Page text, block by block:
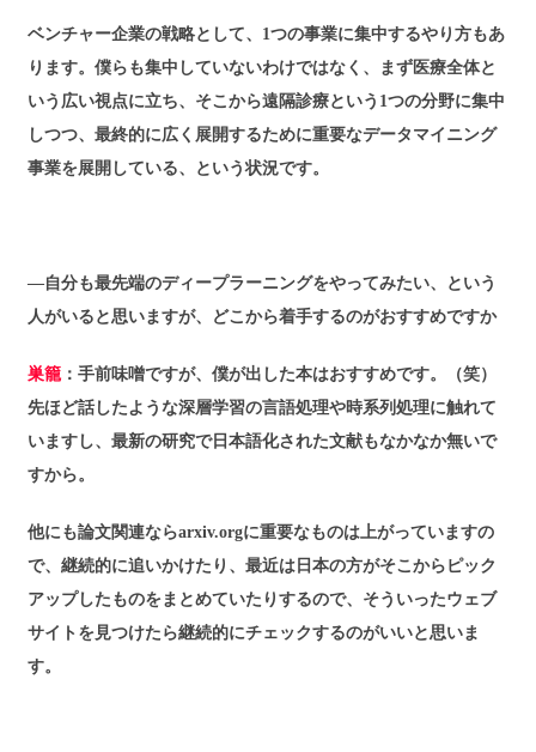
ベンチャー企業の戦略として、1つの事業に集中するやり方もあ
ります。僕らも集中していないわけではなく、まず医療全体と
いう広い視点に立ち、そこから遠隔診療という1つの分野に集中
しつつ、最終的に広く展開するために重要なデータマイニング
事業を展開している、という状況です。
―自分も最先端のディープラーニングをやってみたい、という
人がいると思いますが、どこから着手するのがおすすめですか
巣籠 ：手前味噌ですが、僕が出した本はおすすめです。（笑）
先ほど話したような深層学習の言語処理や時系列処理に触れて
いますし、最新の研究で日本語化された文献もなかなか無いで
すから。
他にも論文関連ならarxiv.orgに重要なものは上がっていますの
で、継続的に追いかけたり、最近は日本の方がそこからピック
アップしたものをまとめていたりするので、そういったウェブ
サイトを見つけたら継続的にチェックするのがいいと思いま
す。